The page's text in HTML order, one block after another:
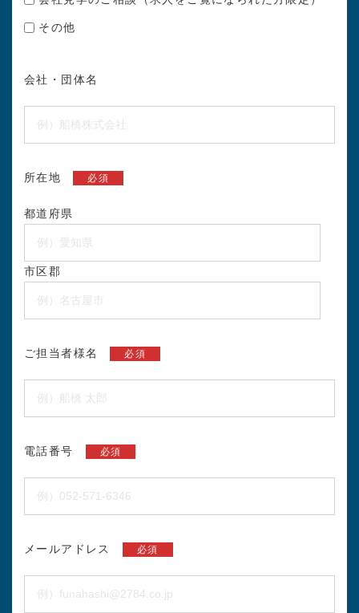
その他
会社・団体名
所在地 必須
都道府県
市区郡
ご担当者様名 必須
電話番号 必須
メールアドレス 必須